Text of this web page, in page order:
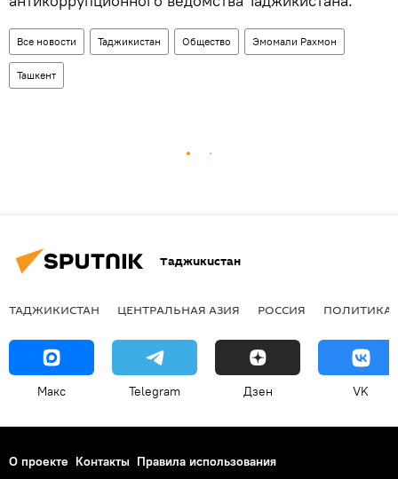
Все новости Таджикистан Общество Эмомали Рахмон
Ташкент
Таджикистан
ТАДЖИКИСТАН ЦЕНТРАЛЬНАЯ АЗИЯ РОССИЯ ПОЛИТИКА
Макс Telegram Дзен VK
О проекте Контакты Правила использования